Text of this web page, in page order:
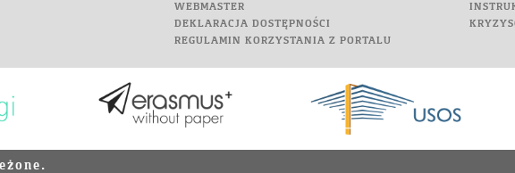
WEBMASTER
DEKLARACJA DOSTĘPNOŚCI
REGULAMIN KORZYSTANIA Z PORTALU